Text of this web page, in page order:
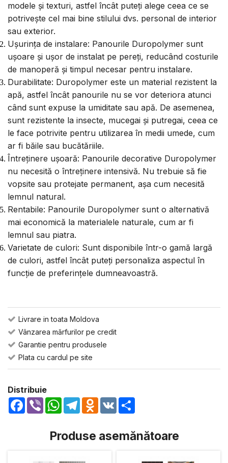
modele și texturi, astfel încât puteți alege ceea ce se
potrivește cel mai bine stilului dvs. personal de interior
sau exterior.
Ușurința de instalare: Panourile Duropolymer sunt
ușoare și ușor de instalat pe pereți, reducând costurile
de manoperă și timpul necesar pentru instalare.
Durabilitate: Duropolymer este un material rezistent la
apă, astfel încât panourile nu se vor deteriora atunci
când sunt expuse la umiditate sau apă. De asemenea,
sunt rezistente la insecte, mucegai și putregai, ceea ce
le face potrivite pentru utilizarea în medii umede, cum
ar fi băile sau bucătăriile.
Întreținere ușoară: Panourile decorative Duropolymer
nu necesită o întreținere intensivă. Nu trebuie să fie
vopsite sau protejate permanent, așa cum necesită
lemnul natural.
Rentabile: Panourile Duropolymer sunt o alternativă
mai economică la materialele naturale, cum ar fi
lemnul sau piatra.
Varietate de culori: Sunt disponibile într-o gamă largă
de culori, astfel încât puteți personaliza aspectul în
funcție de preferințele dumneavoastră.
Livrare in toata Moldova
Vânzarea mărfurilor pe credit
Garantie pentru produsele
Plata cu cardul pe site
Distribuie
Facebook
Viber WhatsApp
TelegramOdnoklassniki
VK
Produse asemănătoare